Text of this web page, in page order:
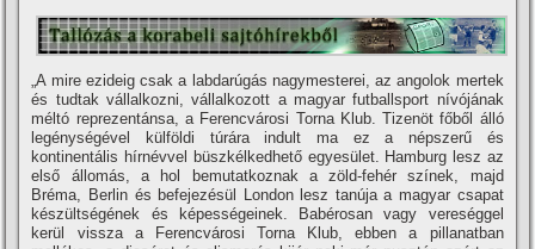
„A mire ezideig csak a labdarúgás nagymesterei, az angolok mertek
és tudtak vállalkozni, vállalkozott a magyar futballsport ní­vójának
méltó reprezentánsa, a Ferencvárosi Torna Klub. Tizenöt főből álló
legénységével külföldi túrára indult ma ez a népszerű és
kontinentális hí­rnévvel büszkélkedhető egyesület. Hamburg lesz az
első állomás, a hol bemutatkoznak a zöld-fehér szí­nek, majd
Bréma, Berlin és befejezésül London lesz tanúja a magyar csapat
készültségének és képességeinek. Babérosan vagy vereséggel
kerül vissza a Ferencvárosi Torna Klub, ebben a pillanatban